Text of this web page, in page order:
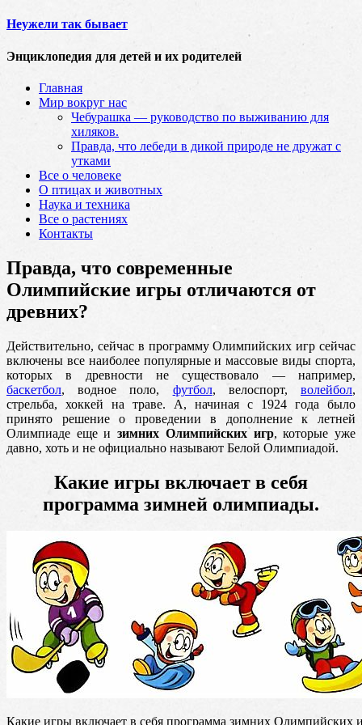
Неужели так бывает
Энциклопедия для детей и их родителей
Главная
Мир вокруг нас
Чебурашка — руководство по выживанию для
хиляков.
Правда, что лебеди в дикой природе не дружат с
утками
Все о человеке
О птицах и животных
Наука и техника
Все о растениях
Контакты
Правда, что современные
Олимпийские игры отличаются от
древних?
Действительно, сейчас в программу Олимпийских игр сейчас
включены все наиболее популярные и массовые виды спорта,
которых в древности не существовало — например,
баскетбол, водное поло, футбол, велоспорт,волейбол,
стрельба, хоккей на траве. А, начиная с 1924 года было
принято решение о проведении в дополнение к летней
Олимпиаде еще изимних Олимпийских игр, которые уже
давно, хоть и не официально называют Белой Олимпиадой.
Какие игры включает в себя
программа зимней олимпиады.
Какие игры включает в себя программа зимних Олимпийских